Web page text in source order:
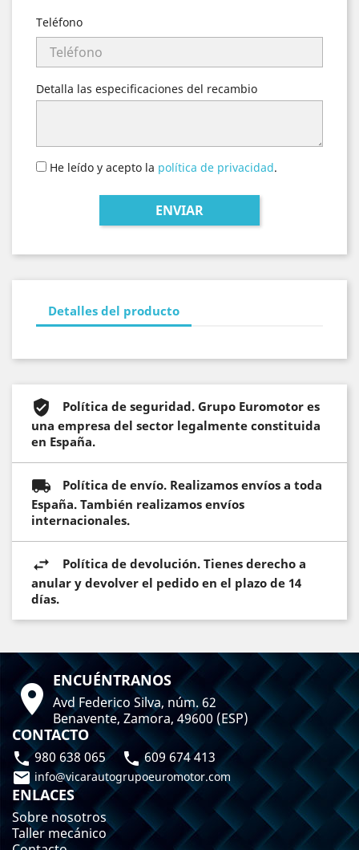
Teléfono
Detalla las especificaciones del recambio
He leído y acepto la política de privacidad.
Detalles del producto
Política de seguridad. Grupo Euromotor es
una empresa del sector legalmente constituida
en España.
Política de envío. Realizamos envíos a toda
España. También realizamos envíos
internacionales.
Política de devolución. Tienes derecho a
anular y devolver el pedido en el plazo de 14
días.
 ENCUÉNTRANOS
Avd Federico Silva, núm. 62
Benavente, Zamora, 49600 (ESP)
CONTACTO
980 638 065  609 674 413
 info@vicarautogrupoeuromotor.com
ENLACES
Sobre nosotros
Taller mecánico